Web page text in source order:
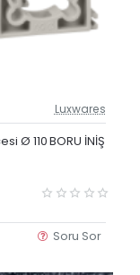
Güncel Fiyat
Yeni Ürün
Luxwares
Ø 110 BORU İNİŞ
Soru Sor